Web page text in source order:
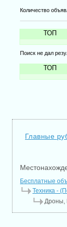
Количество
ТОП
Поиск не дал
ТОП
Главные
Бесплатные
Техника -
Дроны,